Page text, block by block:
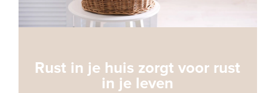
Rust in je huis zorgt voor rust
in je leven